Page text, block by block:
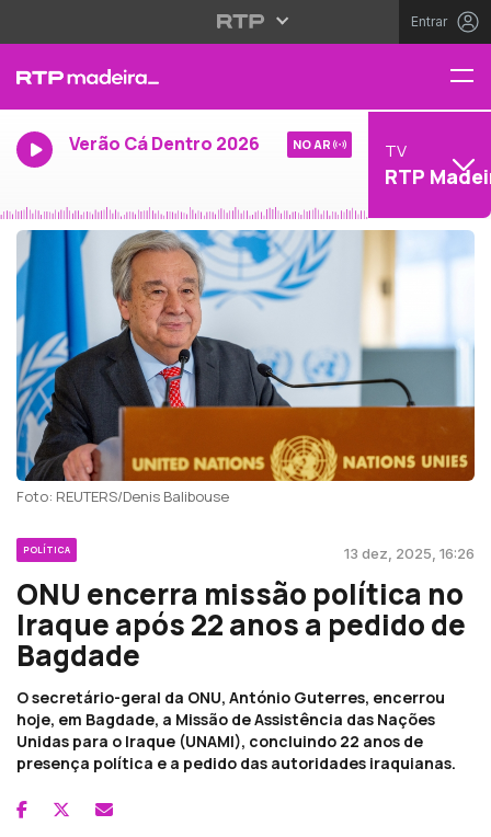
Entrar
Verão Cá Dentro 2026 NO AR TV
RTP
Foto: REUTERS/Denis Balibouse
POLÍTICA 13 dez, 2025, 16:26
ONU encerra missão política no
Iraque após 22 anos a pedido de
Bagdade
O secretário-geral da ONU, António Guterres, encerrou
hoje, em Bagdade, a Missão de Assistência das Nações
Unidas para o Iraque (UNAMI), concluindo 22 anos de
presença política e a pedido das autoridades iraquianas.